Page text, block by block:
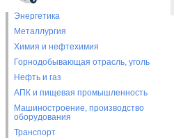
Энергетика
Металлургия
Химия и нефтехимия
Горнодобывающая отрасль, уголь
Нефть и газ
АПК и пищевая промышленность
Машиностроение, производство
оборудования
Транспорт